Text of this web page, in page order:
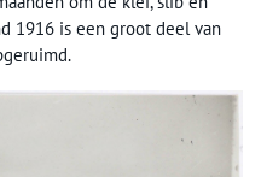
1916 is een groot deel van